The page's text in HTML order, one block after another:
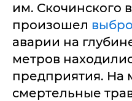
им. Скочинского
произошел
аварии на
метров
предприятия. На
смертельные